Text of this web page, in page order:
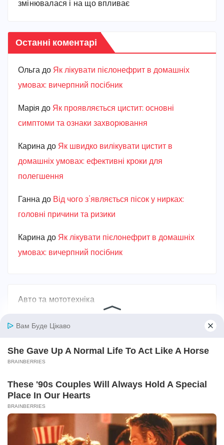
змінювалася і на що впливає
Останні коментарі
Ольга до Як лікувати пієлонефрит в домашніх
умовах: вичерпний посібник
Марiя до Як проявляється цистит: основні
симптоми та ознаки захворювання
Карина до Як швидко вилікувати цистит в
домашніх умовах: ефективні кроки для
полегшення
Ганна до Від чого з’являється пісок у нирках:
головні причини та ризики
Карина до Як лікувати пієлонефрит в домашніх
умовах: вичерпний посібник
Авто та мототехніка
Алкоголь
Без категорії
Безпека
Біографії та історії життя
Бодибілдинг